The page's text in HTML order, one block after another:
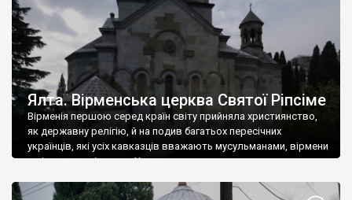
Ялта. Вірменська церква Святої Ріпсіме
Вірменія першою серед країн світу прийняла християнство,
як державну релігію, й на подив багатьох пересічних
українців, які усіх кавказців вважають мусульманами, вірмени
є відданими вірянами Христа